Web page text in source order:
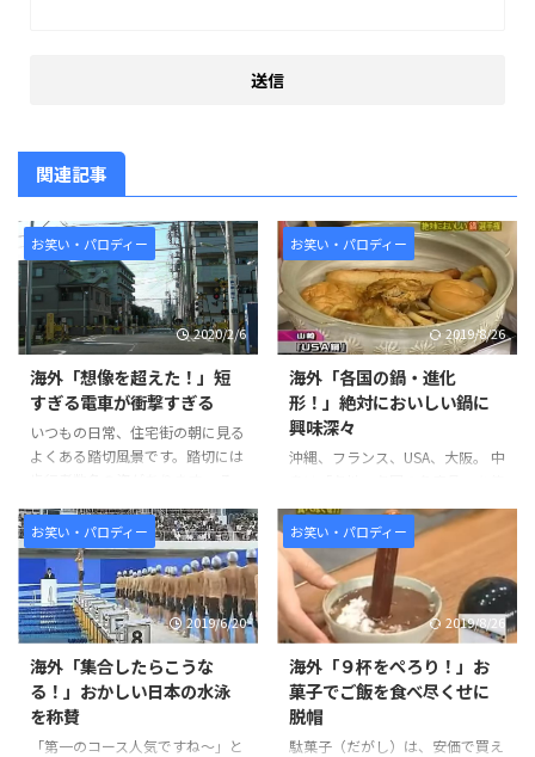
関連記事
お笑い・パロディー
2020/2/6
海外「想像を超えた！」短
すぎる電車が衝撃すぎる
いつもの日常、住宅街の朝に見る
よくある踏切風景です。踏切には
んな中、列車接近を知らせる警報
器の警戒音の中、電車が駆け抜け
る姿がいつもと少し違い、大変お
もしろい状況になっていました。
そんな「短すぎる電車」について
世界からは、おもしろいなどのコ
メントがよせられていました。
引用元：
https://www.youtube.com/watc
h?v=c_trHR0PDP4 世界の反応 小
さい頃お父さんに見せられたやつ
お笑い・パロディー
2019/8/26
海外「各国の鍋・進化
形！」絶対においしい鍋に
興味深々
沖縄、フランス、USA、大阪。 中
った贅沢な一品だ。しかしそれを
鍋で煮るとどうなるのでしょう
か。 おでんは煮れば煮るほど、
味が染みておいしいものです。し
かし、パンをコーラで煮ると不思
議なことに鍋は鍋でも「おでん」
の様子に近づくのです。味はとも
かくとして、発想としてはオモシ
ロイ企画だと思いました。 そん
な各地・各国の名産品を使った
「絶対においしい鍋」に海外から
お笑い・パロディー
2019/6/20
海外「集合したらこうな
る！」おかしい日本の水泳
を称賛
「第一のコース人気ですね～」と
お笑い・パロディー
2019/8/26
海外「９杯をぺろり！」お
菓子でご飯を食べ尽くせに
脱帽
駄菓子（だがし）は、安価で買え